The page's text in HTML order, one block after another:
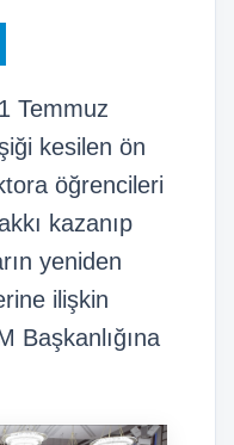
Temmuz
kesilen ön
öğrencileri
kazanıp
yeniden
ilişkin
Başkanlığına